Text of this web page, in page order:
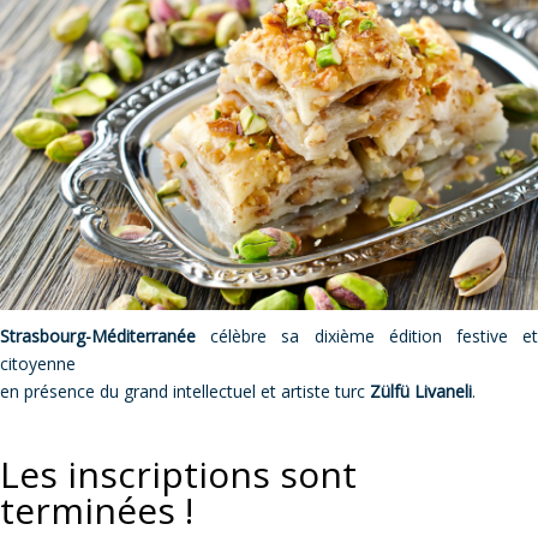
Strasbourg-Méditerranée célèbre sa dixième édition festive et
citoyenne
en présence du grand intellectuel et artiste turc Zülfü Livaneli.
Les inscriptions sont
terminées !